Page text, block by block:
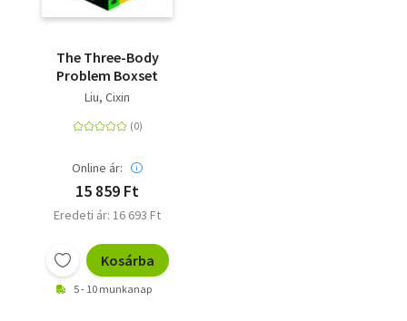
The Three-Body
Problem Boxset
Liu, Cixin
Online ár:
15 859 Ft
Eredeti ár: 16 693 Ft
Kosárba
5 - 10 munkanap